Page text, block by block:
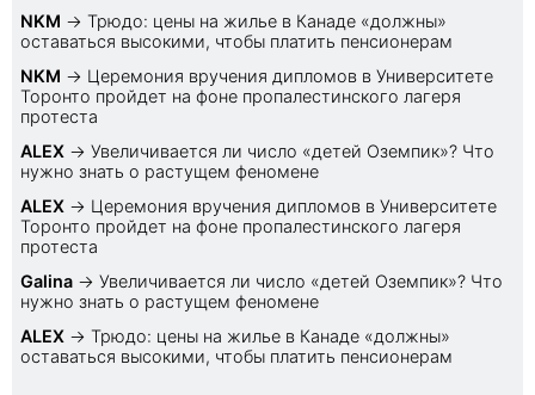
NKM → Трюдо: цены на жилье в Канаде «должны»
оставаться высокими, чтобы платить пенсионерам
NKM → Церемония вручения дипломов в Университете
Торонто пройдет на фоне пропалестинского лагеря
протеста
ALEX → Увеличивается ли число «детей Оземпик»? Что
нужно знать о растущем феномене
ALEX → Церемония вручения дипломов в Университете
Торонто пройдет на фоне пропалестинского лагеря
протеста
Galina → Увеличивается ли число «детей Оземпик»? Что
нужно знать о растущем феномене
ALEX → Трюдо: цены на жилье в Канаде «должны»
оставаться высокими, чтобы платить пенсионерам